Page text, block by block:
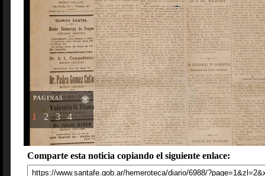
PAGINAS
1 2 3 4
Comparte esta noticia copiando el siguiente enlace: